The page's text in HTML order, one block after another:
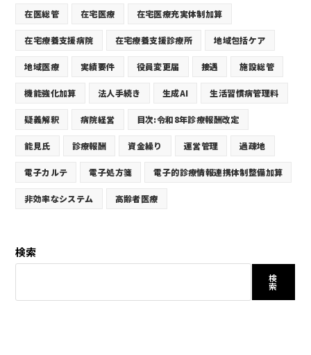
在医総管 在宅医療 在宅医療充実体制加算
在宅療養支援病院 在宅療養支援診療所 地域包括ケア
地域医療 実績要件 役員変更届 接遇 施設総管
機能強化加算 法人手続き 生成AI 生活習慣病管理料
疑義解釈 病院経営 目次:令和8年診療報酬改定
能見氏 診療報酬 資金繰り 運営管理 過疎地
電子カルテ 電子処方箋 電子的診療情報連携体制整備加算
非効率なシステム 高齢者医療
検索
検
索